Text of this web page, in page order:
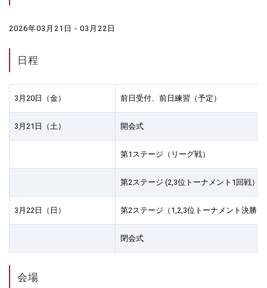
2026年03月21日 - 03月22日
日程
3月20日（金） 前日受付、前日練習（予定）
3月21日（土） 開会式
第1ステージ（リーグ戦）
第2ステージ (2,3位トーナメント1回戦）
3月22日（日） 第2ステージ（1,2,3位トーナメント決勝ま
閉会式
会場